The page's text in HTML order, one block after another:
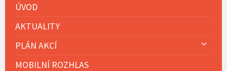
ÚVOD
AKTUALITY
PLÁN AKCÍ
MOBILNÍ ROZHLAS